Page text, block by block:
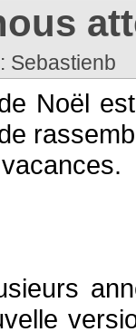
Sebastienb
Noël